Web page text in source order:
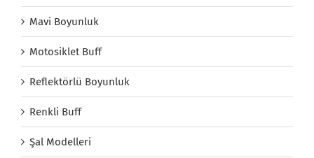
Mavi Boyunluk
Motosiklet Buff
Reflektörlü Boyunluk
Renkli Buff
Şal Modelleri